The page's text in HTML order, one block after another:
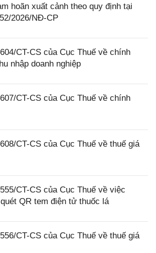
hoãn xuất cảnh theo quy định tại
2026/NĐ-CP
CT-CS của Cục Thuế về chính
nhập doanh nghiệp
CT-CS của Cục Thuế về chính
CT-CS của Cục Thuế về thuế giá
CT-CS của Cục Thuế về việc
QR tem điện tử thuốc lá
CT-CS của Cục Thuế về thuế giá